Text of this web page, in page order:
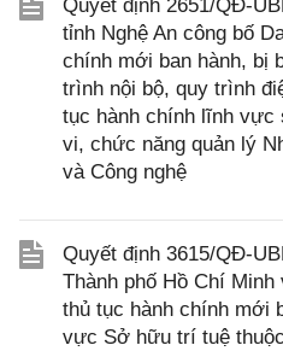
Quyết định 2651/QĐ-
tỉnh Nghệ An công bố
chính mới ban hành, bị
trình nội bộ, quy trình
tục hành chính lĩnh vực
vi, chức năng quản lý
và Công nghệ
Quyết định 3615/QĐ-
Thành phố Hồ Chí
thủ tục hành chính mới
vực Sở hữu trí tuệ